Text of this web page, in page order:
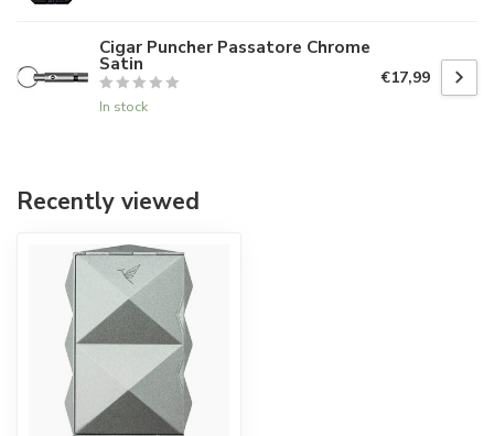
Cigar Puncher Passatore Chrome
Satin
In stock
€17,99
Recently viewed